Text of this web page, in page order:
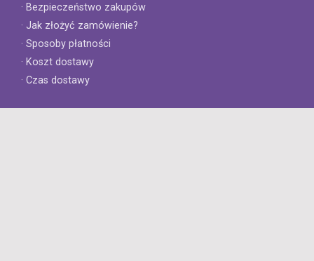
· Bezpieczeństwo zakupów
· Jak złożyć zamówienie?
· Sposoby płatności
· Koszt dostawy
· Czas dostawy